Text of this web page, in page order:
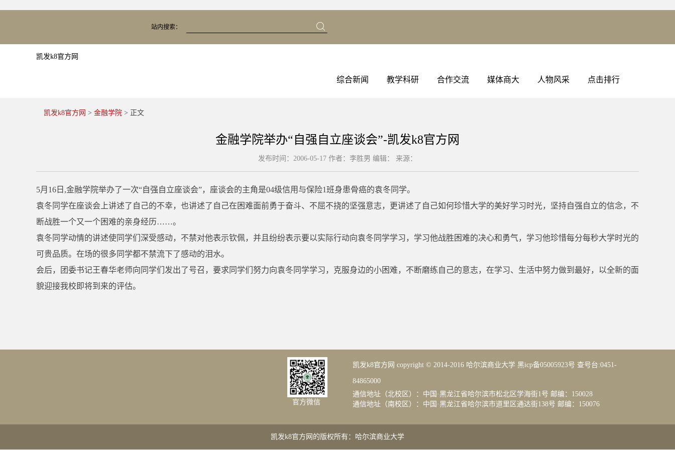
站内搜索：
凯发k8官方网
综合新闻 教学科研 合作交流 媒体商大 人物风采 点击排行
凯发k8官方网 > 金融学院 > 正文
金融学院举办“自强自立座谈会”-凯发k8官方网
发布时间：2006-05-17 作者：李胜男 编辑： 来源：
5月16日,金融学院举办了一次“自强自立座谈会”，座谈会的主角是04级信用与保险1班身患骨癌的袁冬同学。
袁冬同学在座谈会上讲述了自己的不幸，也讲述了自己在困难面前勇于奋斗、不屈不挠的坚强意志，更讲述了自己如何珍惜大学的美好学习时光，坚持自强自立的信念，不
断战胜一个又一个困难的亲身经历……。
袁冬同学动情的讲述使同学们深受感动，不禁对他表示钦佩，并且纷纷表示要以实际行动向袁冬同学学习，学习他战胜困难的决心和勇气，学习他珍惜每分每秒大学时光的
可贵品质。在场的很多同学都不禁流下了感动的泪水。
会后，团委书记王春华老师向同学们发出了号召，要求同学们努力向袁冬同学学习，克服身边的小困难，不断磨练自己的意志，在学习、生活中努力做到最好，以全新的面
貌迎接我校即将到来的评估。
凯发k8官方网 copyright © 2014-2016 哈尔滨商业大学 黑icp备05005923号 查号台:0451-
84865000
通信地址（北校区）：中国·黑龙江省哈尔滨市松北区学海街1号 邮编：150028
通信地址（南校区）：中国·黑龙江省哈尔滨市道里区通达街138号 邮编：150076
官方微信
凯发k8官方网的版权所有：哈尔滨商业大学